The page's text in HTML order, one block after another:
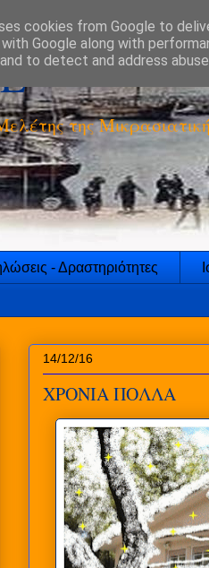
της
- Δραστηριότητες
14/12/16
ΧΡΟΝΙΑ ΠΟΛΛΑ
cookies from Google to
with Google along with
to detect and address